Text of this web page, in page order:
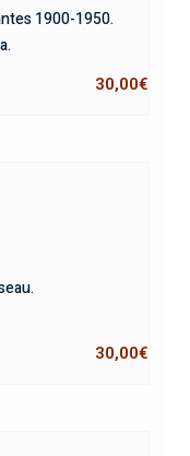
1900-1950.
30,00€
30,00€